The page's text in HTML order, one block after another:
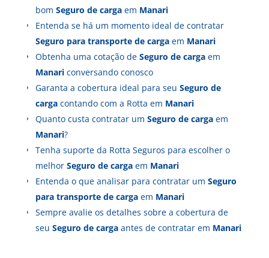
bom Seguro de cargaem Manari
Entenda se há um momento ideal de contratar
Seguro para transporte de cargaem Manari
Obtenha uma cotação de Seguro de cargaem
Manariconversando conosco
Garanta a cobertura ideal para seu Seguro de
cargacontando com a Rotta em Manari
Quanto custa contratar um Seguro de cargaem
Manari?
Tenha suporte da Rotta Seguros para escolher o
melhor Seguro de cargaem Manari
Entenda o que analisar para contratar um Seguro
para transporte de cargaem Manari
Sempre avalie os detalhes sobre a cobertura de
seu Seguro de cargaantes de contratar em Manari